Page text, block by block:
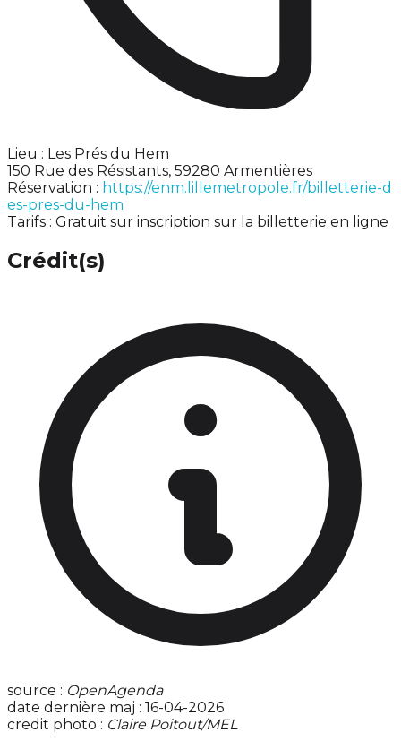
Lieu : Les Prés du Hem
150 Rue des Résistants, 59280 Armentières
Réservation : https://enm.lillemetropole.fr/billetterie-d
es-pres-du-hem
Tarifs : Gratuit sur inscription sur la billetterie en ligne
Crédit(s)
source : OpenAgenda
date dernière maj : 16-04-2026
credit photo : Claire Poitout/MEL